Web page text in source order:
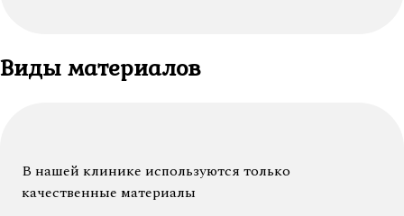
Виды материалов
В нашей клинике используются только
качественные материалы